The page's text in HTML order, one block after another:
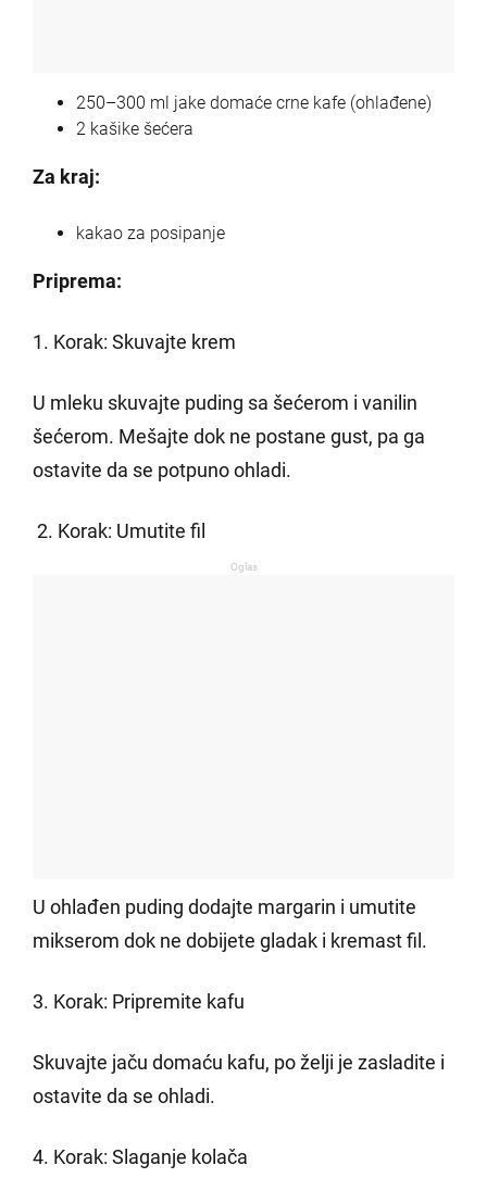
250–300 ml jake domaće crne kafe (ohlađene)
2 kašike šećera
Za kraj:
kakao za posipanje
Priprema:
1. Korak: Skuvajte krem
U mleku skuvajte puding sa šećerom i vanilin
šećerom. Mešajte dok ne postane gust, pa ga
ostavite da se potpuno ohladi.
2. Korak: Umutite fil
Oglas
U ohlađen puding dodajte margarin i umutite
mikserom dok ne dobijete gladak i kremast fil.
3. Korak: Pripremite kafu
Skuvajte jaču domaću kafu, po želji je zasladite i
ostavite da se ohladi.
4. Korak: Slaganje kolača